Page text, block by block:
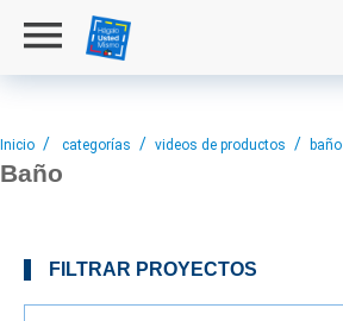
Inicio categorías videos de productos baño
Baño
FILTRAR PROYECTOS